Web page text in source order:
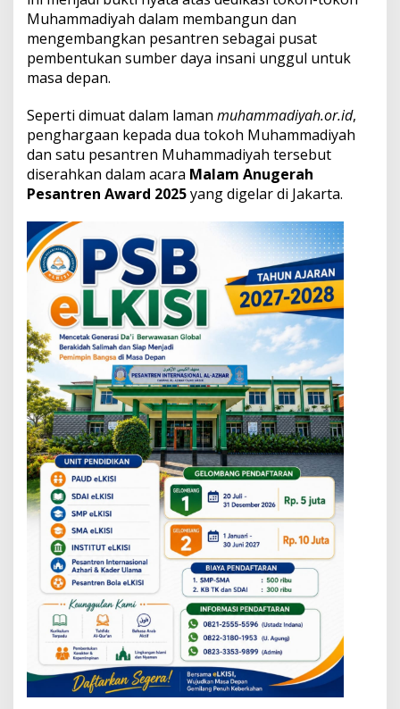
g
h
a
r
n
e
s
a
n
e
n
A
w
a
r
d
2
0
2
5
Muhammadiyah dalam membangun dan
mengembangkan pesantren sebagai pusat
pembentukan sumber daya insani unggul untuk
masa depan.
Seperti dimuat dalam laman muhammadiyah.or.id,
penghargaan kepada dua tokoh Muhammadiyah
dan satu pesantren Muhammadiyah tersebut
diserahkan dalam acara Malam Anugerah
Pesantren Award 2025yang digelar di Jakarta.